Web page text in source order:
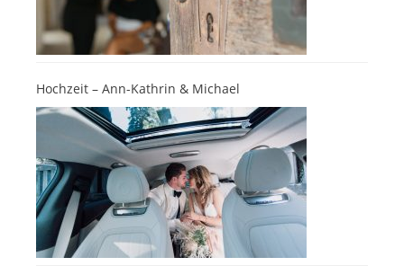
Hochzeit – Ann-Kathrin & Michael